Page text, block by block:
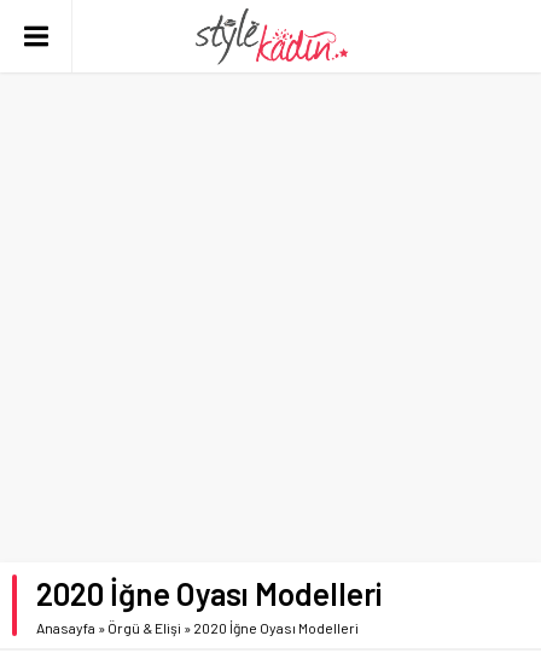
2020 İğne Oyası Modelleri
Anasayfa » Örgü & Elişi » 2020 İğne Oyası Modelleri